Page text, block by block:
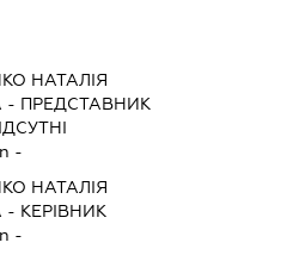
НАТАЛІЯ
- ПРЕДСТАВНИК
-
НАТАЛІЯ
- КЕРІВНИК
-